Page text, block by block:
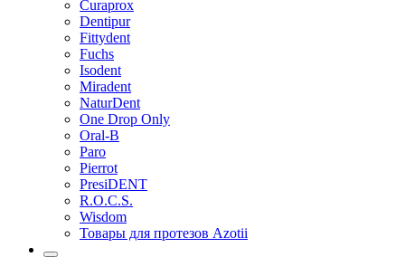
Curaprox
Dentipur
Fittydent
Fuchs
Isodent
Miradent
NaturDent
One Drop Only
Oral-B
Paro
Pierrot
PresiDENT
R.O.C.S.
Wisdom
Товары для протезов Azotii